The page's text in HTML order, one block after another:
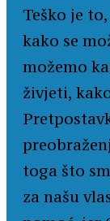
Teško je
kako se
možemo
živjeti,
toga što
za našu